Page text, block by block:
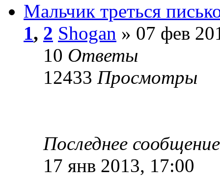
Мальчик треться
1, 2 Shogan » 07 фев
10 Ответы
12433 Просмотры
Последнее
17 янв 2013, 17:00